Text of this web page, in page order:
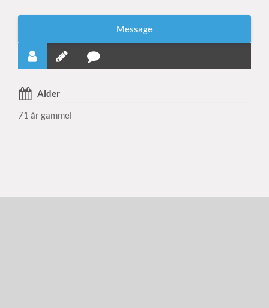
Message
Alder
71 år gammel